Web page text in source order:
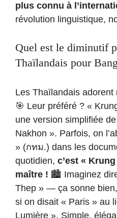
plus connu à
révolution linguistique,
Quel est le diminutif
Thaïlandais pour
Les Thaïlandais
🎯 Leur préféré ? «
une version simplifiée
Nakhon ». Parfois, on
» (กทม.) dans les
quotidien, c’est «
maître ! 🏙️ Imaginez
Thep » — ça sonne
si on disait « Paris » au
Lumière ». Simple,